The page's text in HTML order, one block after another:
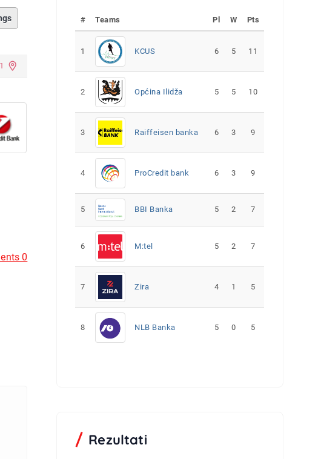
0
# Teams Pl W Pts
1 KCUS 6 5 11
2 Općina Ilidža 5 5 10
3 Raiffeisen banka 6 3 9
4 ProCredit bank 6 3 9
5 BBI Banka 5 2 7
6 M:tel 5 2 7
7 Zira 4 1 5
8 NLB Banka 5 0 5
Rezultati